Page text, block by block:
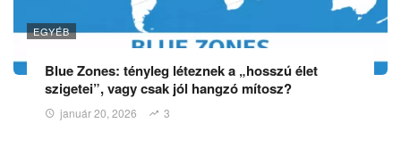
EGYÉB
Blue Zones: tényleg léteznek a „hosszú élet
szigetei”, vagy csak jól hangzó mítosz?
január 20, 2026 3